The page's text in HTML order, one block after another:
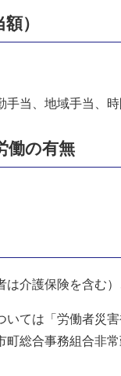
）
手当、地域手当、
働の有無
は介護保険を含む
いては「労働者災
町総合事務組合非